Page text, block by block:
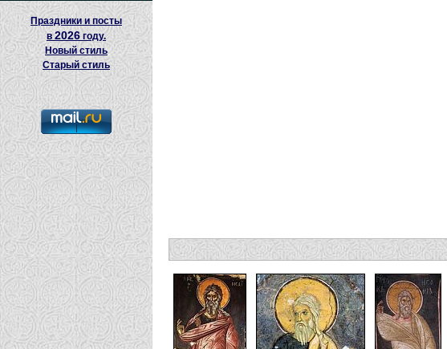
Праздники и посты
в2026 году.
Новый стиль
Старый стиль